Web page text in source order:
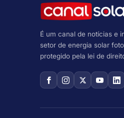
É um canal de notícias e
setor de energia solar
protegido pela lei de